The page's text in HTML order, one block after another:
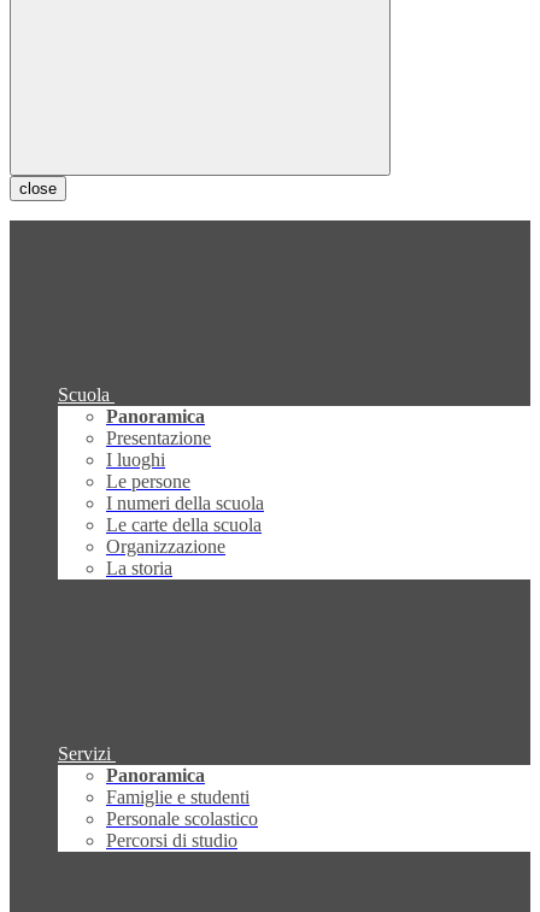
close
Scuola
Panoramica
Presentazione
I luoghi
Le persone
I numeri della scuola
Le carte della scuola
Organizzazione
La storia
Servizi
Panoramica
Famiglie e studenti
Personale scolastico
Percorsi di studio